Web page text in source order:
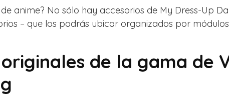
anime? No sólo hay accesorios de My Dress-Up
– que los podrás ubicar organizados por
de la gama de